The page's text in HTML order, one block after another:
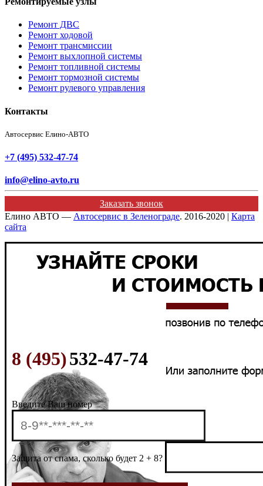
Ремонт ДВС
Ремонт ходовой
Ремонт трансмиссии
Ремонт выхлопной системы
Ремонт топливной системы
Ремонт тормозной системы
Ремонт рулевого управления
Контакты
Автосервис Елино-АВТО
+7 (495) 532-47-74
info@elino-avto.ru
Заказать звонок
Елино АВТО — Автосервис в Зеленограде. 2016-2020 | Карта
сайта
8 (495)532-47-74
Введите Ваш номер
Защита от спама, сколько будет 2 + 8?